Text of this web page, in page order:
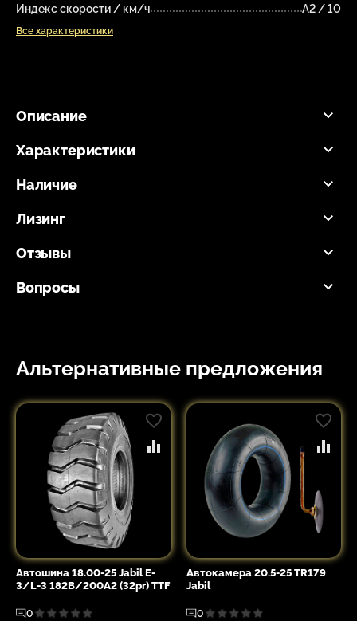
Индекс скорости / км/ч
A2 / 10
Все характеристики
Описание
Характеристики
Наличие
Лизинг
Отзывы
Вопросы
Альтернативные предложения
Автошина 18.00-25 Jabil E-
3/L-3 182B/200A2 (32pr) TTF
0
Автокамера 20.5-25 TR179
Jabil
0